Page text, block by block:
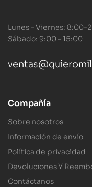
Lunes – Viernes: 8:00-
Sábado: 9:00 – 15:00
Compañía
Sobre nosotros
Información de envío
Política de privacidad
Devoluciones Y
Contáctanos